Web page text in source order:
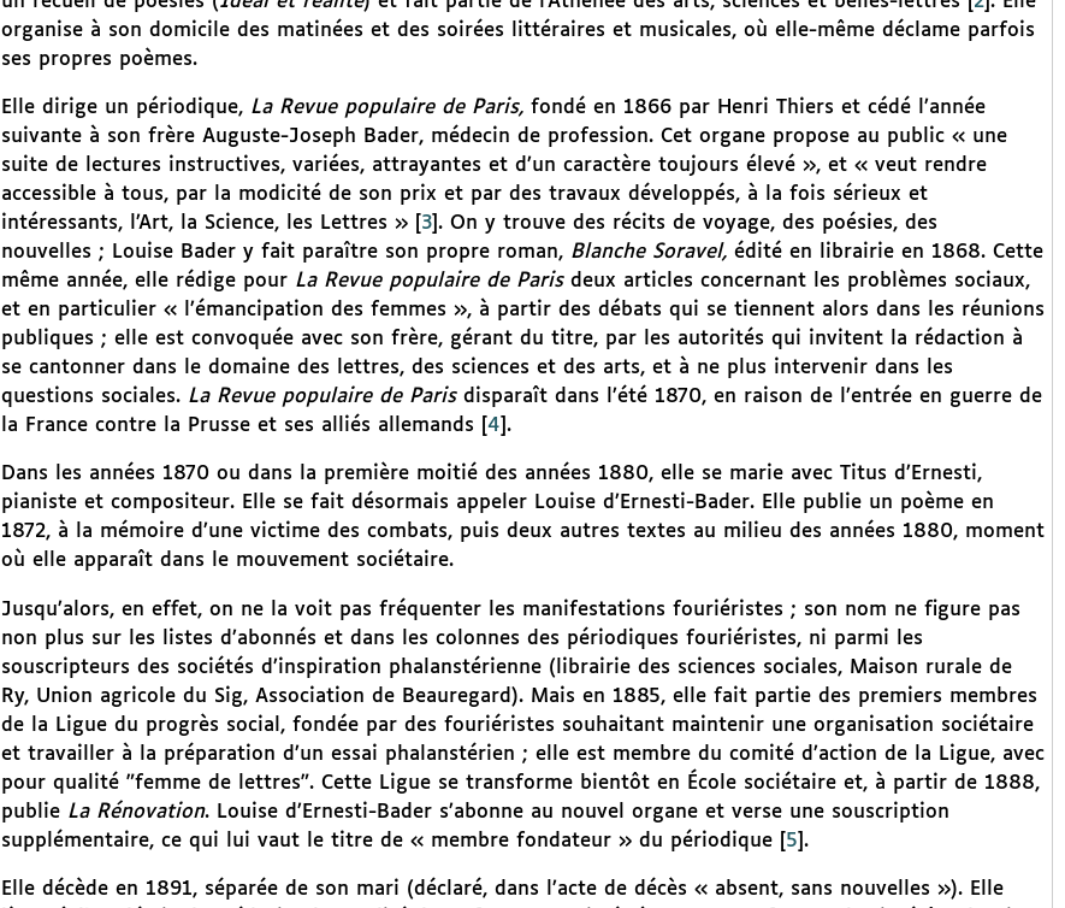
organise à son domicile des matinées et des soirées littéraires et musicales, où elle-même déclame parfois
ses propres poèmes.
Elle dirige un périodique, La Revue populaire de Paris,fondé en 1866 par Henri Thiers et cédé l’année
suivante à son frère Auguste-Joseph Bader, médecin de profession. Cet organe propose au public « une
suite de lectures instructives, variées, attrayantes et d’un caractère toujours élevé », et « veut rendre
accessible à tous, par la modicité de son prix et par des travaux développés, à la fois sérieux et
intéressants, l’Art, la Science, les Lettres »[ 3] . On y trouve des récits de voyage, des poésies, des
nouvelles ; Louise Bader y fait paraître son propre roman, Blanche Soravel,édité en librairie en 1868. Cette
même année, elle rédige pour La Revue populaire de Paris deux articles concernant les problèmes sociaux,
et en particulier « l’émancipation des femmes », à partir des débats qui se tiennent alors dans les réunions
publiques ; elle est convoquée avec son frère, gérant du titre, par les autorités qui invitent la rédaction à
se cantonner dans le domaine des lettres, des sciences et des arts, et à ne plus intervenir dans les
questions sociales. La Revue populaire de Parisdisparaît dans l’été 1870, en raison de l’entrée en guerre de
la France contre la Prusse et ses alliés allemands
4 .
Dans les années 1870 ou dans la première moitié des années 1880, elle se marie avec Titus d’Ernesti,
pianiste et compositeur. Elle se fait désormais appeler Louise d’Ernesti-Bader. Elle publie un poème en
1872, à la mémoire d’une victime des combats, puis deux autres textes au milieu des années 1880, moment
où elle apparaît dans le mouvement sociétaire.
Jusqu’alors, en effet, on ne la voit pas fréquenter les manifestations fouriéristes ; son nom ne figure pas
non plus sur les listes d’abonnés et dans les colonnes des périodiques fouriéristes, ni parmi les
souscripteurs des sociétés d’inspiration phalanstérienne (librairie des sciences sociales, Maison rurale de
Ry, Union agricole du Sig, Association de Beauregard). Mais en 1885, elle fait partie des premiers membres
de la Ligue du progrès social, fondée par des fouriéristes souhaitant maintenir une organisation sociétaire
et travailler à la préparation d’un essai phalanstérien ; elle est membre du comité d’action de la Ligue, avec
pour qualité "femme de lettres". Cette Ligue se transforme bientôt en École sociétaire et, à partir de 1888,
publie La Rénovation. Louise d’Ernesti-Bader s’abonne au nouvel organe et verse une souscription
supplémentaire, ce qui lui vaut le titre de « membre fondateur » du périodique[ 5 .
Elle décède en 1891, séparée de son mari (déclaré, dans l’acte de décès « absent, sans nouvelles »). Elle